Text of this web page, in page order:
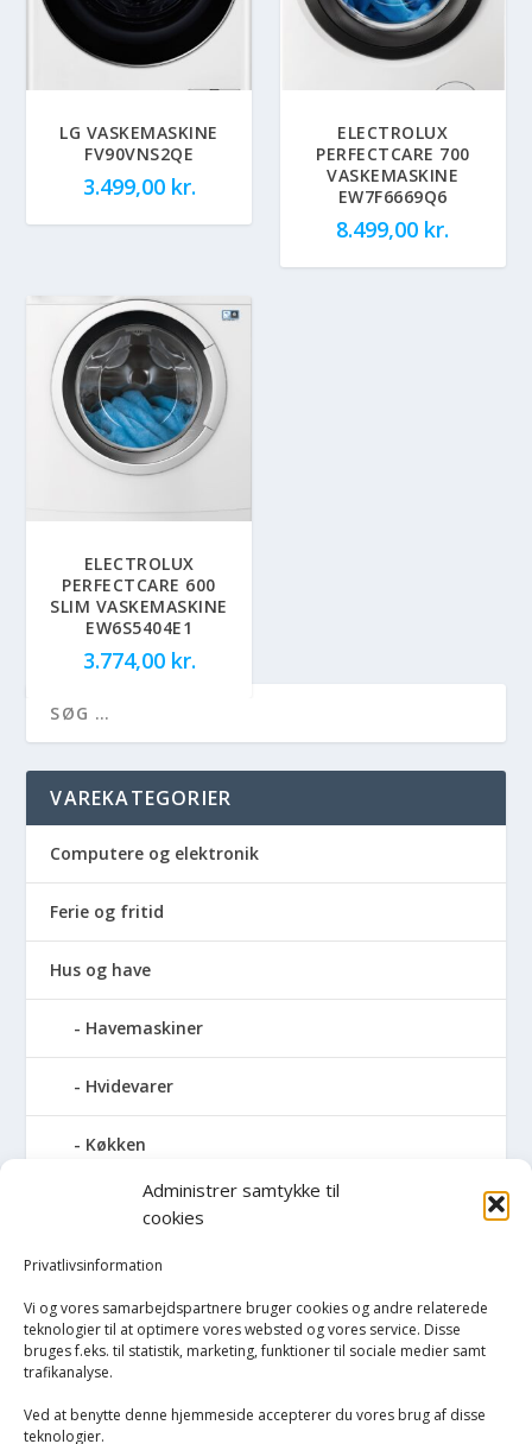
Administrer samtykke til
cookies
Privatlivsinformation
Vi og vores samarbejdspartnere bruger cookies og andre relaterede
teknologier til at optimere vores websted og vores service. Disse
bruges f.eks. til statistik, marketing, funktioner til sociale medier samt
trafikanalyse.
Ved at benytte denne hjemmeside accepterer du vores brug af disse
teknologier.
LG VASKEMASKINE
FV90VNS2QE
3.499,00 kr.
ELECTROLUX
PERFECTCARE 700
VASKEMASKINE
EW7F6669Q6
8.499,00 kr.
ELECTROLUX
PERFECTCARE 600
SLIM VASKEMASKINE
EW6S5404E1
3.774,00 kr.
VAREKATEGORIER
Computere og elektronik
Ferie og fritid
Hus og have
Havemaskiner
Hvidevarer
Køkken
Elkedler
Kaffemaskiner
Køkkenmaskiner og tilbehør
Køkkenvægte